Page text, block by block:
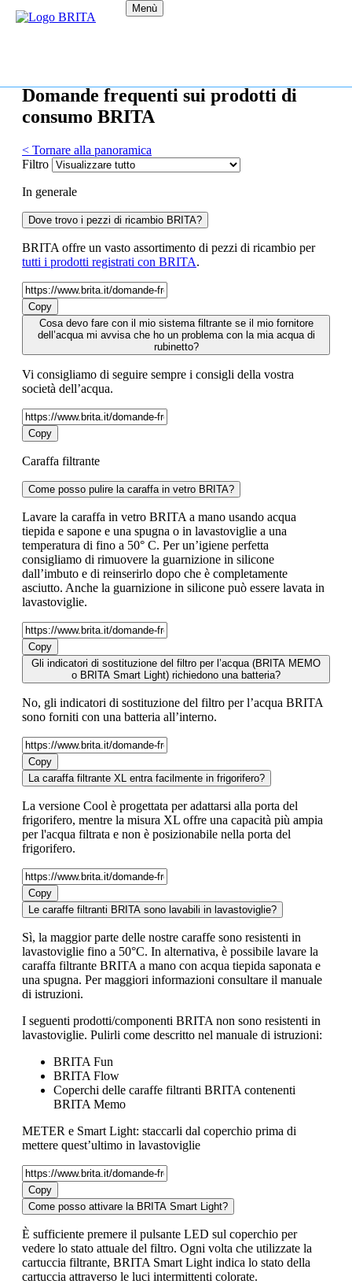
Menù
Domande frequenti sui prodotti di
consumo BRITA
< Tornare alla panoramica
Filtro
In generale
Dove trovo i pezzi di ricambio BRITA?
BRITA offre un vasto assortimento di pezzi di ricambio per
tutti i prodotti registrati con BRITA.
Copy
Cosa devo fare con il mio sistema filtrante se il mio fornitore
dell’acqua mi avvisa che ho un problema con la mia acqua di
rubinetto?
Vi consigliamo di seguire sempre i consigli della vostra
società dell’acqua.
Copy
Caraffa filtrante
Come posso pulire la caraffa in vetro BRITA?
Lavare la caraffa in vetro BRITA a mano usando acqua
tiepida e sapone e una spugna o in lavastoviglie a una
temperatura di fino a 50° C. Per un’igiene perfetta
consigliamo di rimuovere la guarnizione in silicone
dall’imbuto e di reinserirlo dopo che è completamente
asciutto. Anche la guarnizione in silicone può essere lavata in
lavastoviglie.
Copy
Gli indicatori di sostituzione del filtro per l’acqua (BRITA MEMO
o BRITA Smart Light) richiedono una batteria?
No, gli indicatori di sostituzione del filtro per l’acqua BRITA
sono forniti con una batteria all’interno.
Copy
La caraffa filtrante XL entra facilmente in frigorifero?
La versione Cool è progettata per adattarsi alla porta del
frigorifero, mentre la misura XL offre una capacità più ampia
per l'acqua filtrata e non è posizionabile nella porta del
frigorifero.
Copy
Le caraffe filtranti BRITA sono lavabili in lavastoviglie?
Sì, la maggior parte delle nostre caraffe sono resistenti in
lavastoviglie fino a 50°C. In alternativa, è possibile lavare la
caraffa filtrante BRITA a mano con acqua tiepida saponata e
una spugna. Per maggiori informazioni consultare il manuale
di istruzioni.
I seguenti prodotti/componenti BRITA non sono resistenti in
lavastoviglie. Pulirli come descritto nel manuale di istruzioni:
BRITA Fun
BRITA Flow
Coperchi delle caraffe filtranti BRITA contenenti
BRITA Memo
METER e Smart Light: staccarli dal coperchio prima di
mettere quest’ultimo in lavastoviglie
Copy
Come posso attivare la BRITA Smart Light?
È sufficiente premere il pulsante LED sul coperchio per
vedere lo stato attuale del filtro. Ogni volta che utilizzate la
cartuccia filtrante, BRITA Smart Light indica lo stato della
cartuccia attraverso le luci intermittenti colorate.